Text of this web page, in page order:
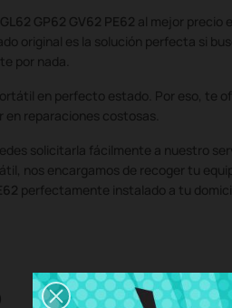
GP62 GV62 PE62 al mejor precio
original es la solución perfecta si
por nada.
en perfecto estado. Por eso, te
en reparaciones costosas.
solicitarla fácilmente a nuestro
nos encargamos de recoger tu
perfectamente instalado a tu